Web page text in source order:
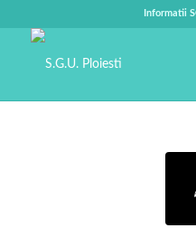
Informatii